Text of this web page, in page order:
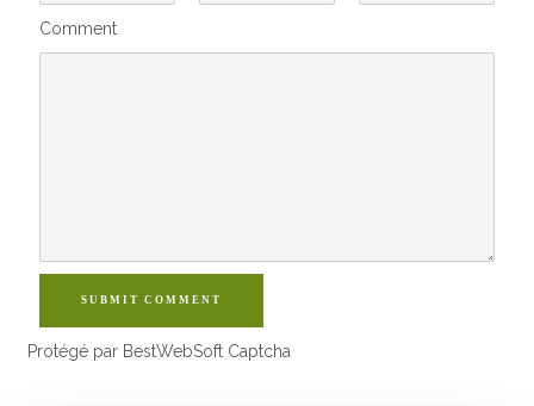
Comment
SUBMIT COMMENT
Protégé par BestWebSoft Captcha